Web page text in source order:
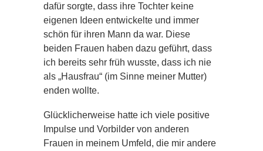
dafür sorgte, dass ihre Tochter keine
eigenen Ideen entwickelte und immer
schön für ihren Mann da war. Diese
beiden Frauen haben dazu geführt, dass
ich bereits sehr früh wusste, dass ich nie
als „Hausfrau“ (im Sinne meiner Mutter)
enden wollte.
Glücklicherweise hatte ich viele positive
Impulse und Vorbilder von anderen
Frauen in meinem Umfeld, die mir andere